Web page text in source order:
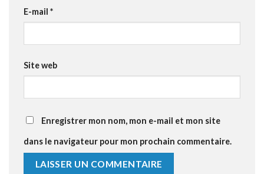
E-mail *
Site web
Enregistrer mon nom, mon e-mail et mon site
dans le navigateur pour mon prochain commentaire.